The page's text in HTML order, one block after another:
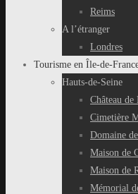
Reims
A l’étranger
Londres
Tourisme en Île-de-
Hauts-de-Seine
Château de
Cimetière
Domaine
Maison de
Maison de
Mémorial